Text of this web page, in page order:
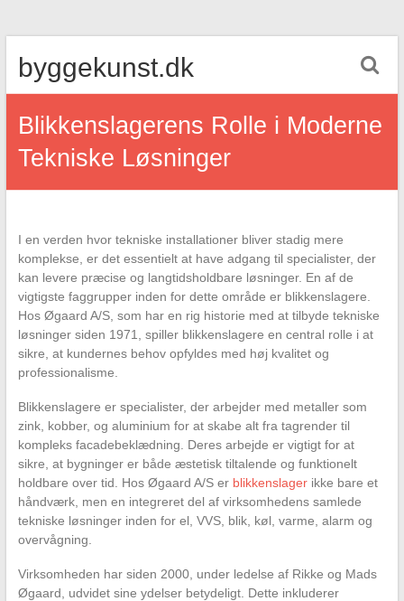
content
byggekunst.dk
Blikkenslagerens Rolle i Moderne
Tekniske Løsninger
I en verden hvor tekniske installationer bliver stadig mere
komplekse, er det essentielt at have adgang til specialister, der
kan levere præcise og langtidsholdbare løsninger. En af de
vigtigste faggrupper inden for dette område er blikkenslagere.
Hos Øgaard A/S, som har en rig historie med at tilbyde tekniske
løsninger siden 1971, spiller blikkenslagere en central rolle i at
sikre, at kundernes behov opfyldes med høj kvalitet og
professionalisme.
Blikkenslagere er specialister, der arbejder med metaller som
zink, kobber, og aluminium for at skabe alt fra tagrender til
kompleks facadebeklædning. Deres arbejde er vigtigt for at
sikre, at bygninger er både æstetisk tiltalende og funktionelt
holdbare over tid. Hos Øgaard A/S er blikkenslagerikke bare et
håndværk, men en integreret del af virksomhedens samlede
tekniske løsninger inden for el, VVS, blik, køl, varme, alarm og
overvågning.
Virksomheden har siden 2000, under ledelse af Rikke og Mads
Øgaard, udvidet sine ydelser betydeligt. Dette inkluderer